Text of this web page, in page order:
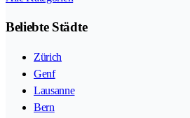
Beliebte Städte
Zürich
Genf
Lausanne
Bern